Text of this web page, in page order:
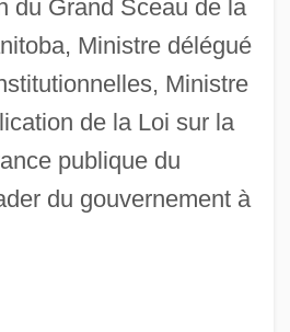
du Grand Sceau de la
Ministre délégué
Ministre
de la Loi sur la
publique du
du gouvernement à